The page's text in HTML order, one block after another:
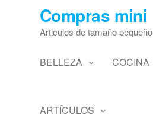
contenido
Compras mini
Articulos de tamaño pequeño
BELLEZA COCINA
ARTÍCULOS